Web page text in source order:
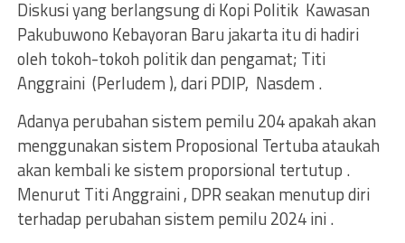
Diskusi yang berlangsung di Kopi Politik Kawasan
Pakubuwono Kebayoran Baru jakarta itu di hadiri
oleh tokoh-tokoh politik dan pengamat; Titi
Anggraini (Perludem ), dari PDIP, Nasdem .
Adanya perubahan sistem pemilu 204 apakah akan
menggunakan sistem Proposional Tertuba ataukah
akan kembali ke sistem proporsional tertutup .
Menurut Titi Anggraini , DPR seakan menutup diri
terhadap perubahan sistem pemilu 2024 ini .